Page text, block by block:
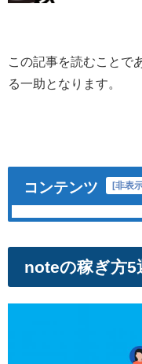
この記事を読むことで
る一助となります。
コンテンツ 非表
noteの稼ぎ方5